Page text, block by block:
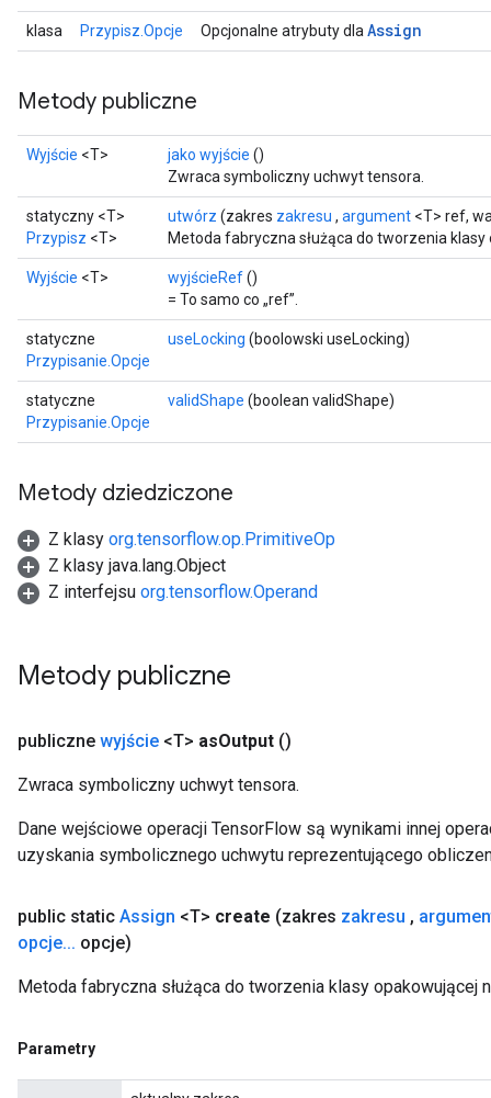
klasa Przypisz.Opcje Opcjonalne atrybuty dla Assign
Metody publiczne
Wyjście <T> jako wyjście ()
Zwraca symboliczny uchwyt tensora.
statyczny <T>
Przypisz <T>
utwórz (zakres zakresu , argument <T> ref,
Metoda fabryczna służąca do tworzenia
Wyjście <T> wyjścieRef()
= To samo co „ref”.
statyczne
Przypisanie.Opcje
useLocking (boolowski useLocking)
statyczne
Przypisanie.Opcje
validShape (boolean validShape)
Metody dziedziczone
Z klasy org.tensorflow.op.PrimitiveOp
Z klasy java.lang.Object
Z interfejsu org.tensorflow.Operand
Metody publiczne
publiczne wyjście <T> asOutput ()
Zwraca symboliczny uchwyt tensora.
Dane wejściowe operacji TensorFlow są wynikami innej
uzyskania symbolicznego uchwytu reprezentującego
public static Assign <T> create (zakres zakresu ,
opcje... opcje)
Metoda fabryczna służąca do tworzenia klasy opakowującej
Parametry